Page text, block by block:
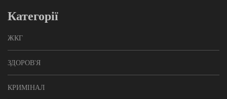
Категорії
ЖКГ
ЗДОРОВ'Я
КРИМІНАЛ